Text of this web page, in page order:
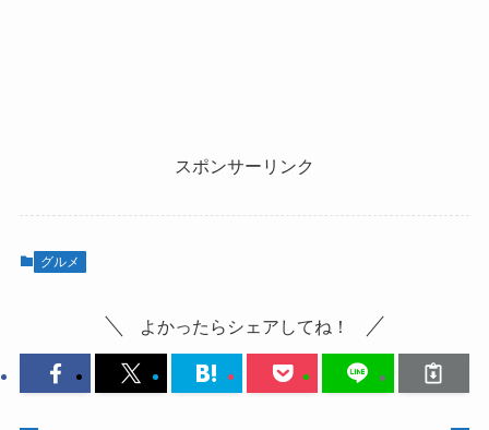
スポンサーリンク
グルメ
よかったらシェアしてね！